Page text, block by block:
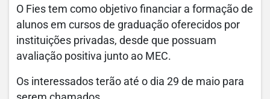
O Fies tem como objetivo financiar a formação de
alunos em cursos de graduação oferecidos por
instituições privadas, desde que possuam
avaliação positiva junto ao MEC.
Os interessados terão até o dia 29 de maio para